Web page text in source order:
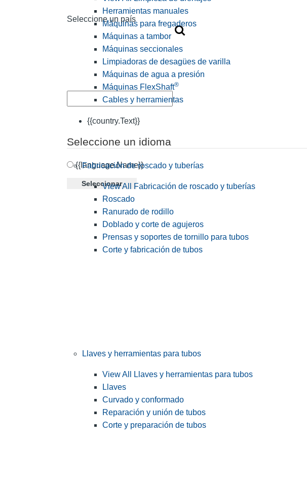
Seleccione un país
{{country.Text}}
Seleccione un idioma
{{language.Name}}
Seleccionar
Herramientas manuales
Máquinas para fregaderos
Máquinas a tambor
Máquinas seccionales
Limpiadoras de desagües de varilla
Máquinas de agua a presión
Máquinas FlexShaft®
Cables y herramientas
Fabricación de roscado y tuberías
View All Fabricación de roscado y tuberías
Roscado
Ranurado de rodillo
Doblado y corte de agujeros
Prensas y soportes de tornillo para tubos
Corte y fabricación de tubos
Llaves y herramientas para tubos
View All Llaves y herramientas para tubos
Llaves
Curvado y conformado
Reparación y unión de tubos
Corte y preparación de tubos